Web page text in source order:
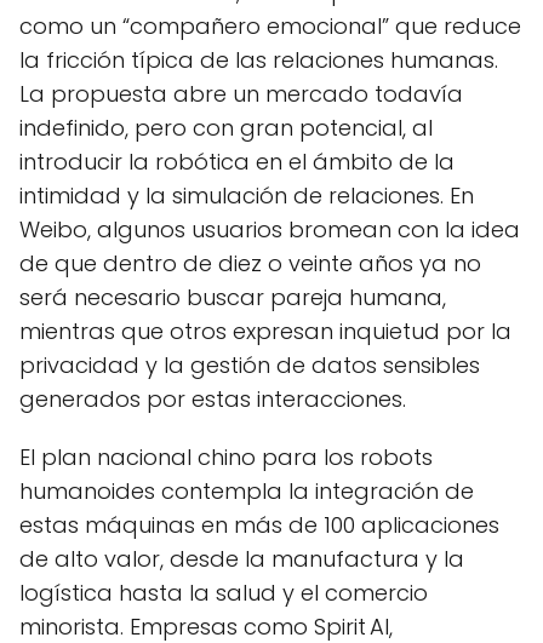
como un “compañero emocional” que reduce
la fricción típica de las relaciones humanas.
La propuesta abre un mercado todavía
indefinido, pero con gran potencial, al
introducir la robótica en el ámbito de la
intimidad y la simulación de relaciones. En
Weibo, algunos usuarios bromean con la idea
de que dentro de diez o veinte años ya no
será necesario buscar pareja humana,
mientras que otros expresan inquietud por la
privacidad y la gestión de datos sensibles
generados por estas interacciones.
El plan nacional chino para los robots
humanoides contempla la integración de
estas máquinas en más de 100 aplicaciones
de alto valor, desde la manufactura y la
logística hasta la salud y el comercio
minorista. Empresas como Spirit AI,